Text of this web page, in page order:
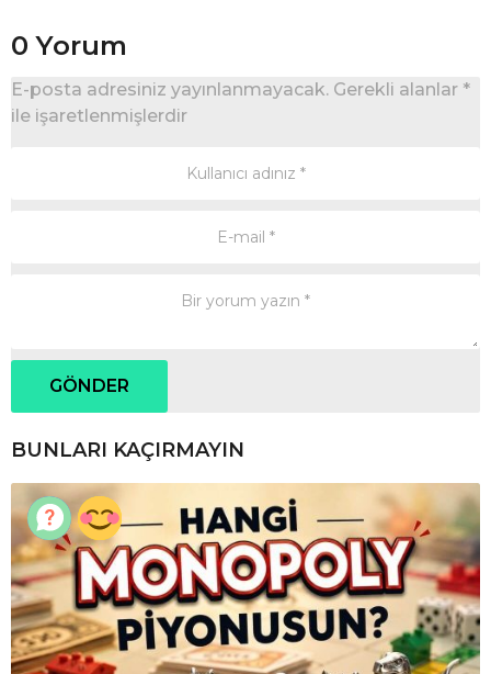
0 Yorum
E-posta adresiniz yayınlanmayacak. Gerekli alanlar *
ile işaretlenmişlerdir
BUNLARI KAÇIRMAYIN